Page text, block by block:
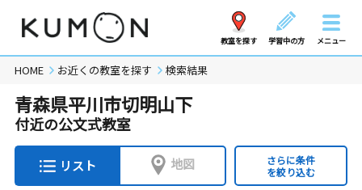
教室を探す 学習中の方 メニュー
HOME お近くの教室を探す 検索結果
青森県平川市切明山下
付近の公文式教室
リスト 地図
さらに条件
を絞り込む